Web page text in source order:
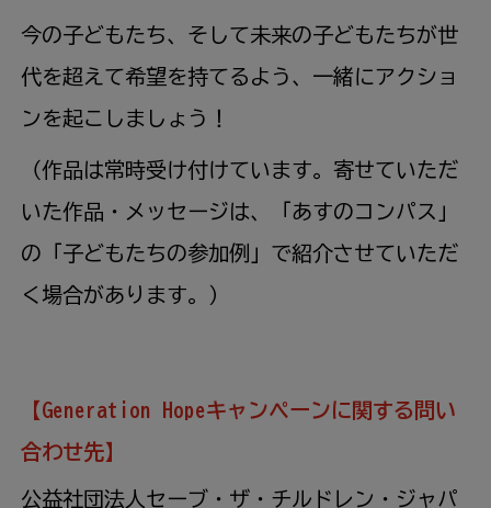
今の子どもたち、そして未来の子どもたちが世
代を超えて希望を持てるよう、一緒にアクショ
ンを起こしましょう！
（作品は常時受け付けています。寄せていただ
いた作品・メッセージは、「あすのコンパス」
の「子どもたちの参加例」で紹介させていただ
く場合があります。）
【Generation Hopeキャンペーンに関する問い
合わせ先】
公益社団法人セーブ・ザ・チルドレン・ジャパ